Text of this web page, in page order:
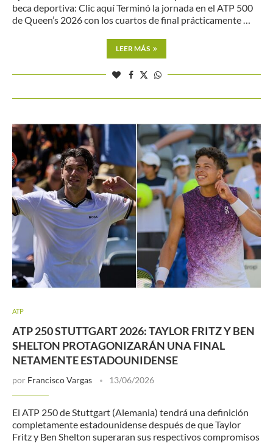
beca deportiva: Clic aquí Terminó la jornada en el ATP 500
de Queen’s 2026 con los cuartos de final prácticamente …
LEER MÁS
ATP
ATP 250 STUTTGART 2026: TAYLOR FRITZ Y BEN
SHELTON PROTAGONIZARÁN UNA FINAL
NETAMENTE ESTADOUNIDENSE
por Francisco Vargas 13/06/2026
El ATP 250 de Stuttgart (Alemania) tendrá una definición
completamente estadounidense después de que Taylor
Fritz y Ben Shelton superaran sus respectivos compromisos